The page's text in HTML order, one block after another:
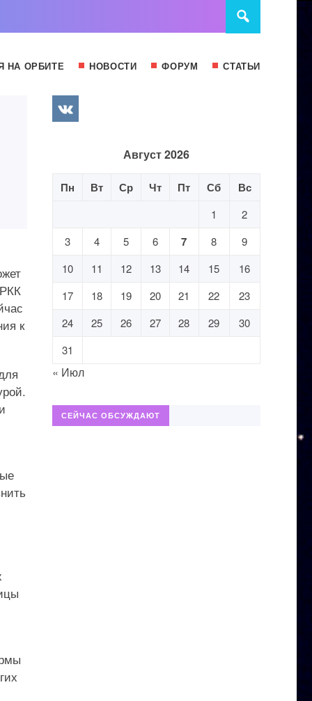
НА ОРБИТЕ НОВОСТИ ФОРУМ СТАТЬИ
к
Август 2026
Пн Вт Ср Чт Пт Сб Вс
1
2
3
4 5 6 7 8
9
10
11 12 13 14 15
16
17
18 19 20 21 22
23
24
25 26 27 28 29
30
31
« Июл
СЕЙЧАС ОБСУЖДАЮТ